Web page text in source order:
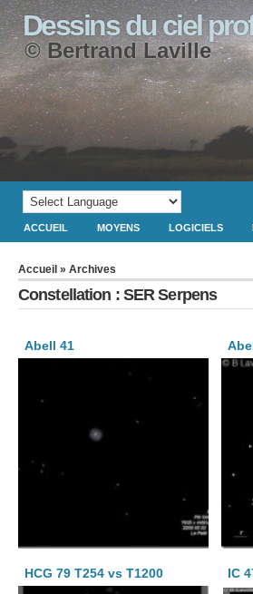
Dessins du ciel
© Bertrand Laville
ACCUEIL MOYENS LOGICIELS
Accueil » Archives
Constellation : SER Serpens
Abell 41
HCG 79 T254 vs T1200 IC